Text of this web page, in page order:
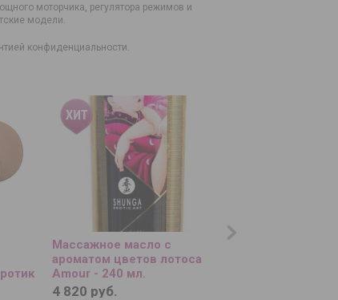
моторчика, регулятора режимов и
модели.
конфиденциальности.
Массажное масло с
ароматом цветов лотоса
Amour - 240 мл.
4 820 руб.